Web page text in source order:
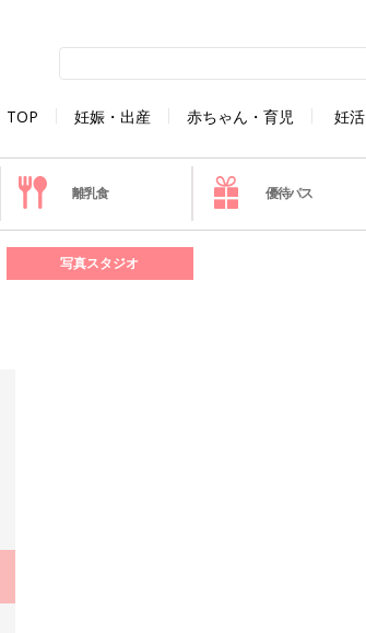
TOP 妊娠・出産 赤ちゃん・育児 妊活
離乳食 優待パス
写真スタジオ